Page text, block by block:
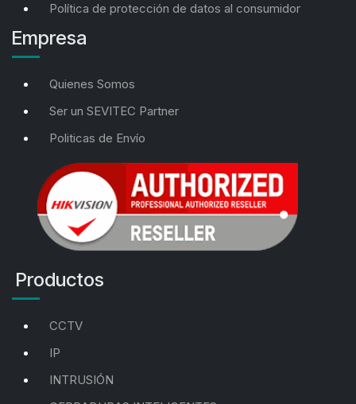
Política de protección de datos al consumidor
Empresa
Quienes Somos
Ser un SEVITEC Partner
Politicas de Envío
Productos
CCTV
IP
INTRUSIÓN